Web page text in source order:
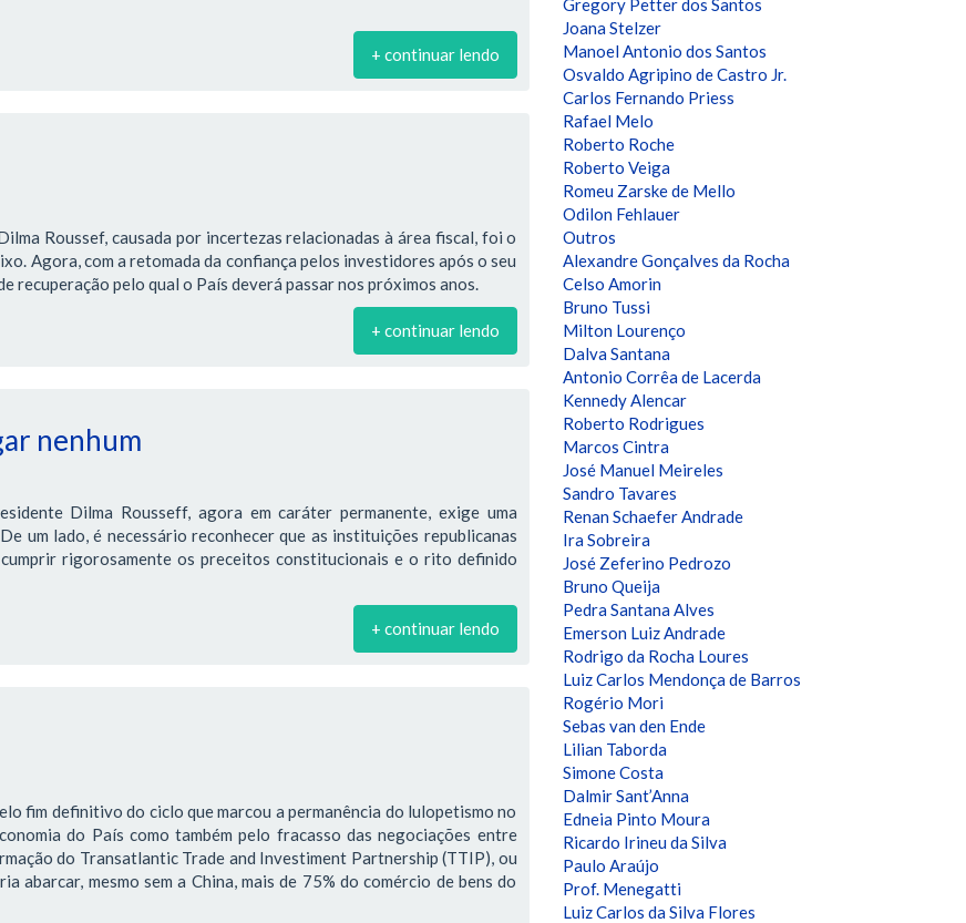
+ continuar lendo
Roussef, causada por incertezas relacionadas à área fiscal, foi o
Agora, com a retomada da confiança pelos investidores após o seu
recuperação pelo qual o País deverá passar nos próximos anos.
+ continuar lendo
nenhum
Dilma Rousseff, agora em caráter permanente, exige uma
um lado, é necessário reconhecer que as instituições republicanas
rigorosamente os preceitos constitucionais e o rito definido
+ continuar lendo
fim definitivo do ciclo que marcou a permanência do lulopetismo no
do País como também pelo fracasso das negociações entre
do Transatlantic Trade and Investiment Partnership (TTIP), ou
abarcar, mesmo sem a China, mais de 75% do comércio de bens do
Gregory Petter dos Santos
Joana Stelzer
Manoel Antonio dos Santos
Osvaldo Agripino de Castro Jr.
Carlos Fernando Priess
Rafael Melo
Roberto Roche
Roberto Veiga
Romeu Zarske de Mello
Odilon Fehlauer
Outros
Alexandre Gonçalves da Rocha
Celso Amorin
Bruno Tussi
Milton Lourenço
Dalva Santana
Antonio Corrêa de Lacerda
Kennedy Alencar
Roberto Rodrigues
Marcos Cintra
José Manuel Meireles
Sandro Tavares
Renan Schaefer Andrade
Ira Sobreira
José Zeferino Pedrozo
Bruno Queija
Pedra Santana Alves
Emerson Luiz Andrade
Rodrigo da Rocha Loures
Luiz Carlos Mendonça de Barros
Rogério Mori
Sebas van den Ende
Lilian Taborda
Simone Costa
Dalmir Sant’Anna
Edneia Pinto Moura
Ricardo Irineu da Silva
Paulo Araújo
Prof. Menegatti
Luiz Carlos da Silva Flores